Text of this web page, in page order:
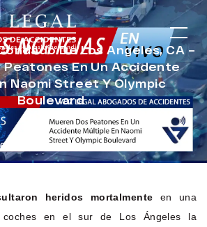
De Los Angeles, CA –
Peatones En Un Accidente
Naomi Street Y Olympic
Boulevard
2025 Noticias de Accidentes
heridos mortalmente en una
coches en el sur de Los Ángeles la